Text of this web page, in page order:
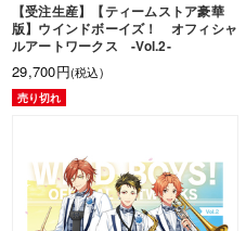
【受注生産】【ティームストア豪華
版】ウインドボーイズ！ オフィシャ
ルアートワークス -Vol.2-
29,700円(税込)
売り切れ